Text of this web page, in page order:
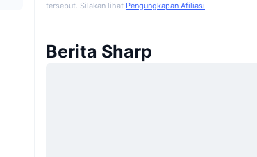
tersebut. Silakan lihat Pengungkapan Afiliasi.
Berita Sharp